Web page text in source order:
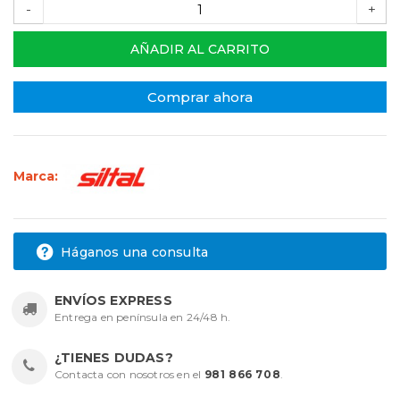
- +
AÑADIR AL CARRITO
Comprar ahora
Marca:
Háganos una consulta
ENVÍOS EXPRESS
Entrega en península en 24/48 h.
¿TIENES DUDAS?
Contacta con nosotros en el 981 866 708.